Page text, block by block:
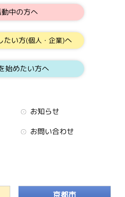
動中の方へ
たい方(個人・企業)へ
始めたい方へ
お知らせ
お問い合わせ